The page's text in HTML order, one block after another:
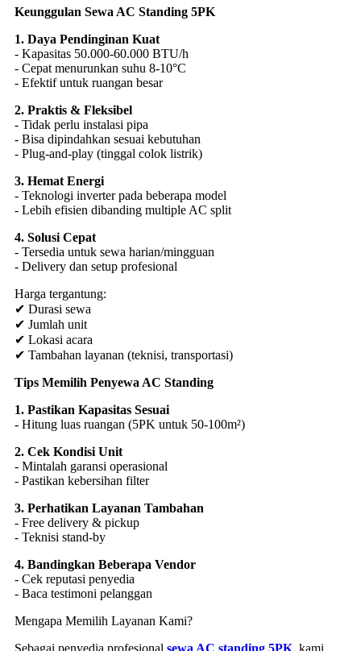
4. Solusi Cepat
- Tersedia untuk sewa harian/mingguan
- Delivery dan setup profesional
Harga tergantung:
✔ Durasi sewa
✔ Lokasi acara
✔ Tambahan layanan (teknisi, transportasi)
Tips Memilih Penyewa AC Standing
1. Pastikan Kapasitas Sesuai
- Hitung luas ruangan (5PK untuk 50-100m²)
- Mintalah garansi operasional
- Pastikan kebersihan filter
3. Perhatikan Layanan Tambahan
- Free delivery & pickup
- Teknisi stand-by
4. Bandingkan Beberapa Vendor
- Cek reputasi penyedia
- Baca testimoni pelanggan
Mengapa Memilih Layanan Kami?
Sebagai penyedia profesionalsewa AC standing 5PK
menawarkan:
✅Unit terbaru dengan garansi
✅ Free konsultasi kapasitas pendinginan
✅ Harga kompetitif tanpa hidden cost
Hubungi Kami Sekarang untuk mendapatkan penawaran terbaik
sewa AC standing Jayanti Tangerang
standing 5PK, acara Anda akan tetap sejuk dan profesional meski
di lokasi tanpa pendingin udara sekalipun!
CONTACT INFO
ADDRESS: Kiana Jakasampurna 2 B6 Jl. Assyafiiyah,